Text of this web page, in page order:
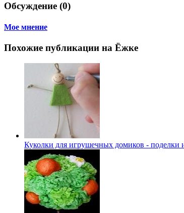
Обсуждение (0)
Мое мнение
Похожие публикации на Ёжке
Куколки для игрушечных домиков - поделки